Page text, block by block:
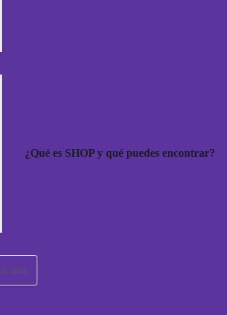
¿Qué es SHOP y qué puedes encontrar?
más